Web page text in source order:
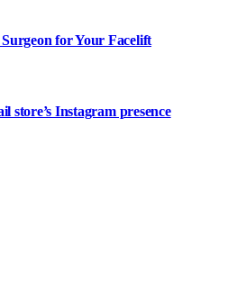
for Your Facelift
store’s Instagram presence